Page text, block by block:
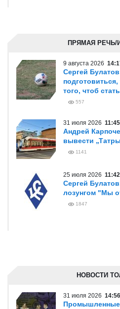
ПРЯМАЯ РЕЧЬ/
9 августа 2026
Сергей
того, чтоб
557
31 июля 2026 11:45
Андрей
вывести
1141
25 июля 2026 11:42
Сергей
лозунгом "Мы
1847
НОВОСТИ
31 июля 2026 14:56
Промышленные